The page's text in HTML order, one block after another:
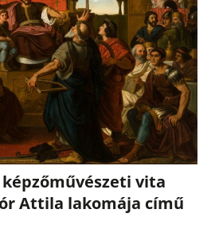
vita
Attila lakomája című